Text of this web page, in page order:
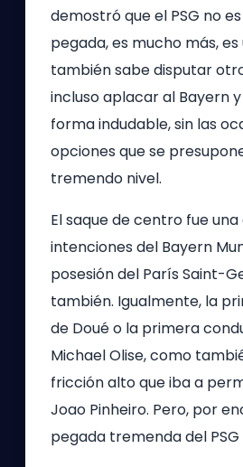
demostró que el PSG no
pegada, es mucho más,
también sabe disputar
incluso aplacar al Bayern
forma indudable, sin las
opciones que se
tremendo nivel.
El saque de centro fue
intenciones del Bayern
posesión del París Saint-
también. Igualmente, la
de Doué o la primera
Michael Olise, como
fricción alto que iba a
Joao Pinheiro. Pero, por
pegada tremenda del PSG